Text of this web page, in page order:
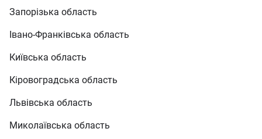
Запорізька область
Івано-Франківська область
Київська область
Кіровоградська область
Львівська область
Миколаївська область